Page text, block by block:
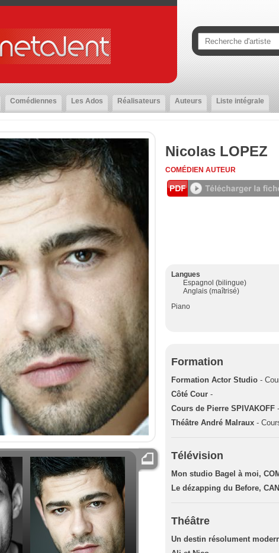
Comédiennes Les Ados Réalisateurs Auteurs Liste intégrale
Nicolas LOPEZ
COMÉDIEN AUTEUR
Langues
Espagnol (bilingue)
Anglais (maîtrisé)
Piano
Formation
Formation Actor Studio -
Côté Cour -
Cours de Pierre SPIVAKOFF -
Théâtre André Malraux -
Télévision
Mon studio Bagel à moi,
Le dézapping du Before,
Théâtre
Un destin résolument